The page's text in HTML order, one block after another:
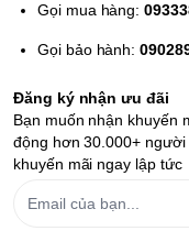
Gọi mua hàng:
Gọi bảo hành:
Đăng ký nhận ưu đãi
Bạn muốn nhận khuyến
động hơn 30.000+
khuyến mãi ngay lập tức